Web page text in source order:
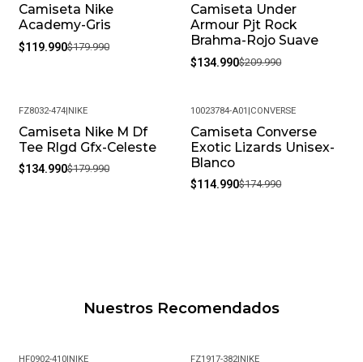
-33%
Camiseta Nike
Academy-Gris
$119.990$179.990
-36%
Camiseta Under
Armour Pjt Rock
Brahma-Rojo Suave
$134.990$209.990
-25%
FZ8032-474| NIKE
Camiseta Nike M Df
Tee Rlgd Gfx-Celeste
$134.990$179.990
-34%
10023784-A01 CONVERSE
Camiseta Converse
Exotic Lizards Unisex-
Blanco
$114.990$174.990
Nuestros Recomendados
HF0902-410|NIKE FZ1917-382|NIKE